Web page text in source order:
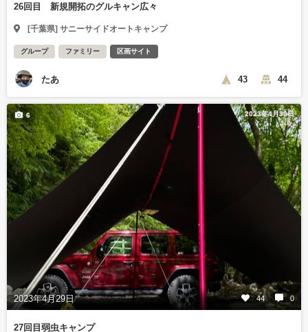
26回目 新規開拓のグルキャン広々
[千葉県] サニーサイドオートキャンプ
グループ ファミリー 区画サイト
たあ 43 44
2023年4月30日
2023年4月29日 44 0
6
27回目弱虫キャンプ